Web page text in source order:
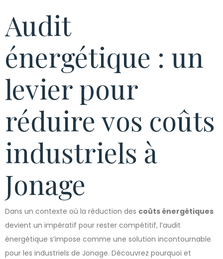
Audit
énergétique : un
levier pour
réduire vos coûts
industriels à
Jonage
Dans un contexte où la réduction des coûts énergétiques
devient un impératif pour rester compétitif, l’audit
énergétique s’impose comme une solution incontournable
pour les industriels de Jonage. Découvrez pourquoi et